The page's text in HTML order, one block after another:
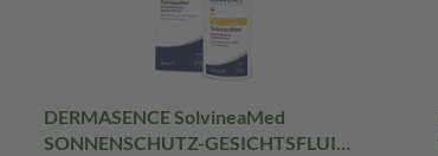
DERMASENCE SolvineaMed
SONNENSCHUTZ-GESICHTSFLUID